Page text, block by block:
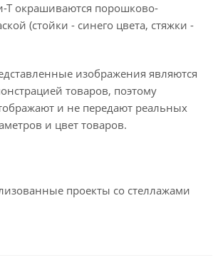
Т окрашиваются порошково-
(стойки - синего цвета, стяжки -
изображения являются
товаров, поэтому
и не передают реальных
и цвет товаров.
проекты со стеллажами